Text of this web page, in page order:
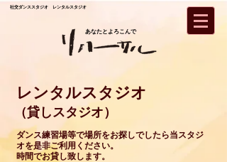
あなたとよろこんで
社交ダンススタジオ レンタルスタジオ
レンタルスタジオ
（貸しスタジオ）
ダンス練習場等で場所をお探しでしたら当スタジ
オを是非ご利用ください。
時間でお貸し致します。